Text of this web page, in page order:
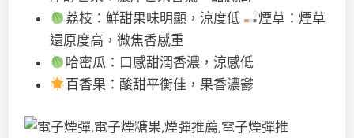
荔枝：鮮甜果味明顯，涼度低
煙草：煙草
還原度高，微焦香感重
哈密瓜：口感甜潤香濃，涼感低
百香果：酸甜平衡佳，果香濃鬱